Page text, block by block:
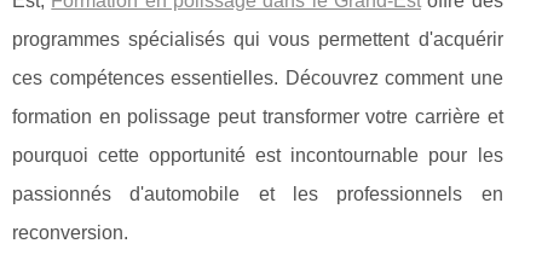
programmes spécialisés qui vous permettent d'acquérir
ces compétences essentielles. Découvrez comment une
formation en polissage peut transformer votre carrière et
pourquoi cette opportunité est incontournable pour les
passionnés d'automobile et les professionnels en
reconversion.